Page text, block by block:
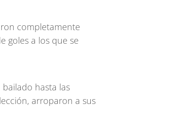
completamente
goles a los que se
hasta las
arroparon a sus